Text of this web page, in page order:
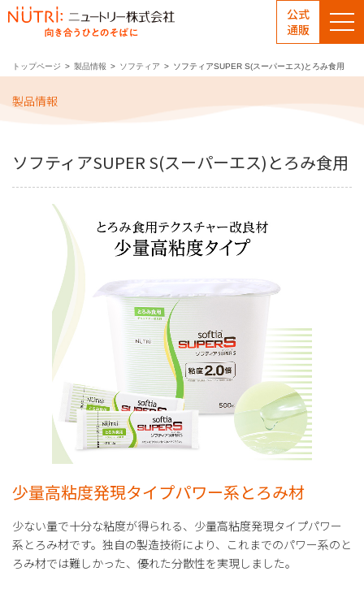
公式
通販
トップページ 製品情報 ソフティア ソフティアSUPER S(スーパーエス)とろみ食用
製品情報
ソフティアSUPER S(スーパーエス)とろみ食用
少量高粘度発現タイプパワー系とろみ材
少ない量で十分な粘度が得られる、少量高粘度発現タイプパワー
系とろみ材です。独自の製造技術により、これまでのパワー系のと
ろみ材では難しかった、優れた分散性を実現しました。